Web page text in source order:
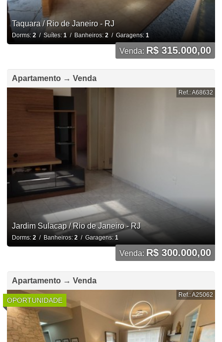
Taquara / Rio de Janeiro - RJ
Dorms: 2/ Suítes: 1/ Banheiros: 2/ Garagens: 1
Venda: R$ 315.000,00
Apartamento → Venda
Ref.: A68632
Jardim Sulacap / Rio de Janeiro - RJ
Dorms: 2/ Banheiros: 2/ Garagens: 1
Venda: R$ 300.000,00
Apartamento → Venda
OPORTUNIDADE
Ref.: A25062